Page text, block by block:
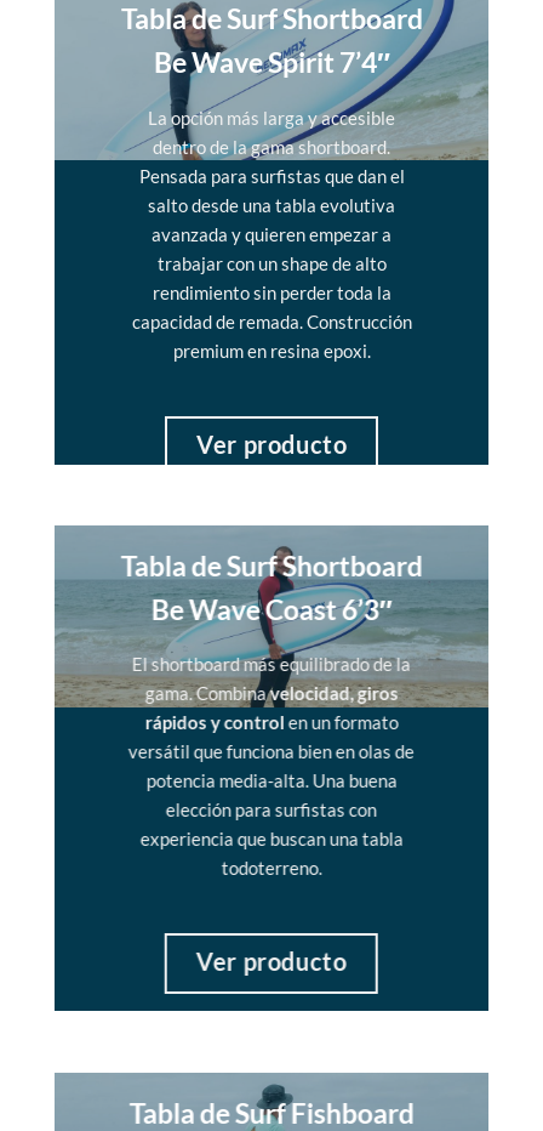
Tabla de Surf Shortboard
Be Wave Spirit 7’4″
La opción más larga y accesible
dentro de la gama shortboard.
Pensada para surfistas que dan el
salto desde una tabla evolutiva
avanzada y quieren empezar a
trabajar con un shape de alto
rendimiento sin perder toda la
capacidad de remada. Construcción
premium en resina epoxi.
Ver producto
Tabla de Surf Shortboard
Be Wave Coast 6’3″
El shortboard más equilibrado de la
gama. Combinavelocidad, giros
rápidos y control en un formato
versátil que funciona bien en olas de
potencia media-alta. Una buena
elección para surfistas con
experiencia que buscan una tabla
todoterreno.
Ver producto
Tabla de Surf Fishboard